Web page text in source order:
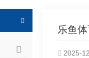
乐鱼
2025-